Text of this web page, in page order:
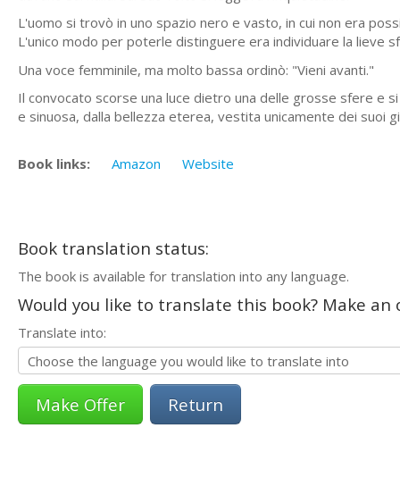
L'uomo si trovò in uno spazio nero e vasto, in cui non era
L'unico modo per poterle distinguere era individuare la lieve
Una voce femminile, ma molto bassa ordinò: "Vieni avanti."
Il convocato scorse una luce dietro una delle grosse sfere e
e sinuosa, dalla bellezza eterea, vestita unicamente dei suoi
Book links: Amazon Website
Book translation status:
The book is available for translation into any language.
Would you like to translate this book? Make
Translate into:
Return